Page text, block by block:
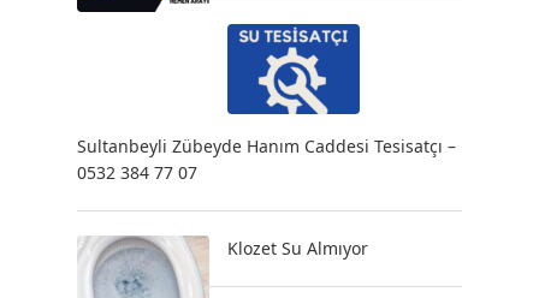
Sultanbeyli Zübeyde Hanım Caddesi Tesisatçı –
0532 384 77 07
Klozet Su Almıyor